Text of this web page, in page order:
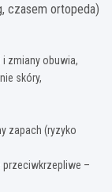
czasem ortopeda)
zmiany obuwia,
skóry,
zapach (ryzyko
przeciwkrzepliwe –